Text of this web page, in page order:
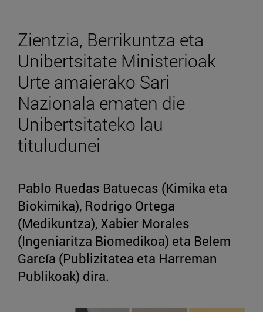
Zientzia, Berrikuntza eta
Unibertsitate Ministerioak
Urte amaierako Sari
Nazionala ematen die
Unibertsitateko lau
tituludunei
Pablo Ruedas Batuecas (Kimika eta
Biokimika), Rodrigo Ortega
(Medikuntza), Xabier Morales
(Ingeniaritza Biomedikoa) eta Belem
García (Publizitatea eta Harreman
Publikoak) dira.